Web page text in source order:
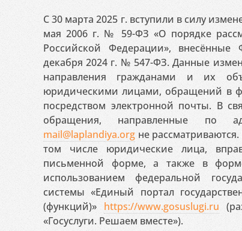
С 30 марта 2025 г. вступили в силу
мая 2006 г. № 59-ФЗ «О порядке
Российской Федерации»,
декабря 2024 г. № 547-ФЗ. Данные
направления гражданами и их
юридическими лицами, обращений в
посредством электронной почты. В
обращения, направленные по
mail@laplandiya.org не
том числе юридические лица,
письменной форме, а также в
использованием федеральной
системы «Единый портал
(функций)» https://www.gosuslugi.ru
«Госуслуги. Решаем вместе»).